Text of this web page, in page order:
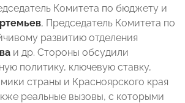
Комитета по бюджету и
, Председатель Комитета по
развитию отделения
и др. Стороны обсудили
политику, ключевую ставку,
страны и Красноярского края
реальные вызовы, с которыми